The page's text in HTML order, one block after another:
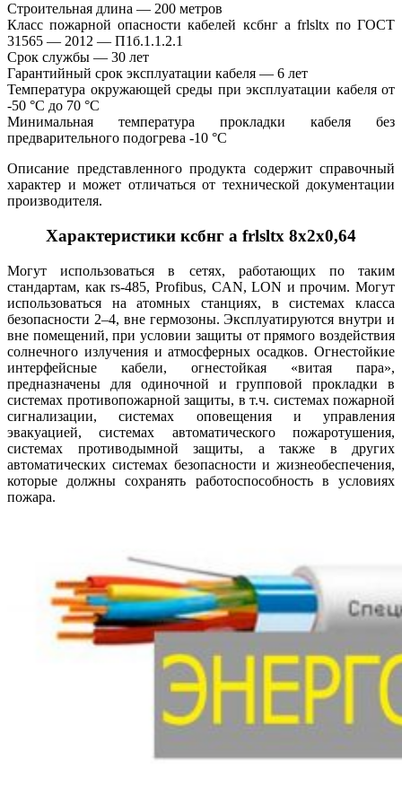
Строительная длина — 200 метров
Класс пожарной опасности кабелей ксбнг а frlsltx по ГОСТ
31565 — 2012 — П1б.1.1.2.1
Срок службы — 30 лет
Гарантийный срок эксплуатации кабеля — 6 лет
Температура окружающей среды при эксплуатации кабеля от
-50 °С до 70 °С
Минимальная температура прокладки кабеля без
предварительного подогрева -10 °С
Описание представленного продукта содержит справочный
характер и может отличаться от технической документации
производителя.
Характеристики ксбнг а frlsltx 8х2х0,64
Могут использоваться в сетях, работающих по таким
стандартам, как rs-485, Profibus, CAN, LON и прочим. Могут
использоваться на атомных станциях, в системах класса
безопасности 2–4, вне гермозоны. Эксплуатируются внутри и
вне помещений, при условии защиты от прямого воздействия
солнечного излучения и атмосферных осадков. Огнестойкие
интерфейсные кабели, огнестойкая «витая пара»,
предназначены для одиночной и групповой прокладки в
системах противопожарной защиты, в т.ч. системах пожарной
сигнализации, системах оповещения и управления
эвакуацией, системах автоматического пожаротушения,
системах противодымной защиты, а также в других
автоматических системах безопасности и жизнеобеспечения,
которые должны сохранять работоспособность в условиях
пожара.